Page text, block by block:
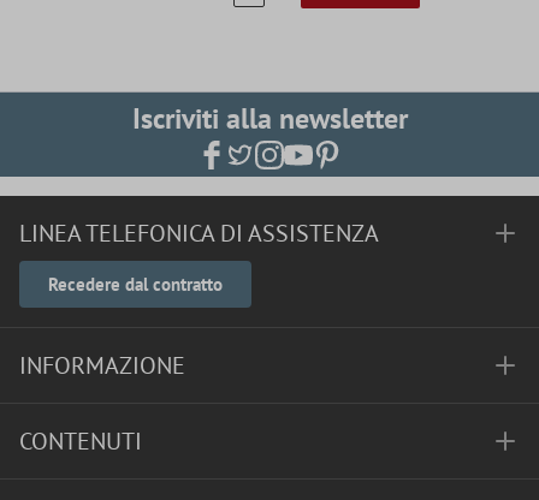
Iscriviti alla newsletter
LINEA TELEFONICA DI ASSISTENZA
Recedere dal contratto
INFORMAZIONE
CONTENUTI